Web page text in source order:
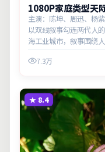
1080P家庭类型天
主演：陈坤、周迅、杨
以双线叙事勾连两代人
海工业城市，叙事围绕
意义…
7.3万
★ 8.4